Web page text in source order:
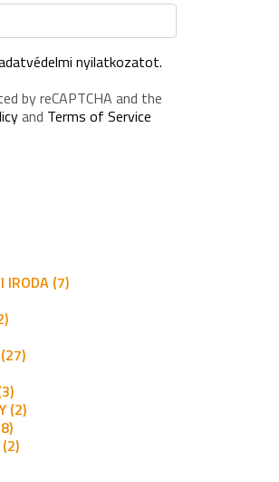
nyilatkozatot.
by reCAPTCHA and the
and Terms of Service
IRODA (7)
(2)